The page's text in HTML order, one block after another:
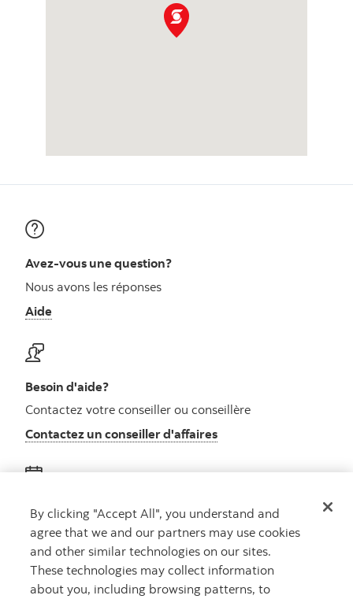
Avez-vous une question?
Nous avons les réponses
Aide
Besoin d'aide?
Contactez votre conseiller ou conseillère
Contactez un conseiller d'affaires
Obtenez des conseils
Rencontrez un conseiller
Prenez rendez-vous
By clicking "Accept All", you understand and
agree that we and our partners may use cookies
and other similar technologies on our sites.
These technologies may collect information
about you, including browsing patterns, to